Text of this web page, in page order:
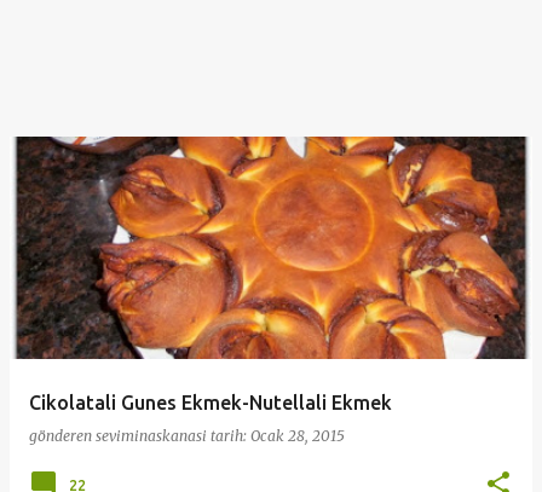
Cikolatali Gunes Ekmek-Nutellali Ekmek
gönderen seviminaskanasi tarih: Ocak 28, 2015
22